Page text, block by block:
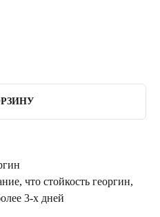
что стойкость георгин,
3-х дней